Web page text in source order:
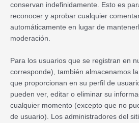
conservan indefinidamente. Esto es
reconocer y aprobar cualquier
automáticamente en lugar de
moderación.
Para los usuarios que se registran en
corresponde), también almacenamos
que proporcionan en su perfil de
pueden ver, editar o eliminar su
cualquier momento (excepto que no
de usuario). Los administradores del